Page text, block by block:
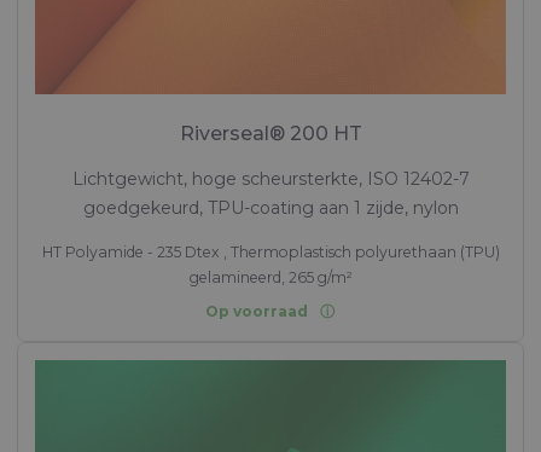
Riverseal® 200 HT
Lichtgewicht, hoge scheursterkte, ISO 12402-7
goedgekeurd, TPU-coating aan 1 zijde, nylon
HT Polyamide - 235 Dtex , Thermoplastisch polyurethaan (TPU)
gelamineerd, 265 g/m²
Op voorraad